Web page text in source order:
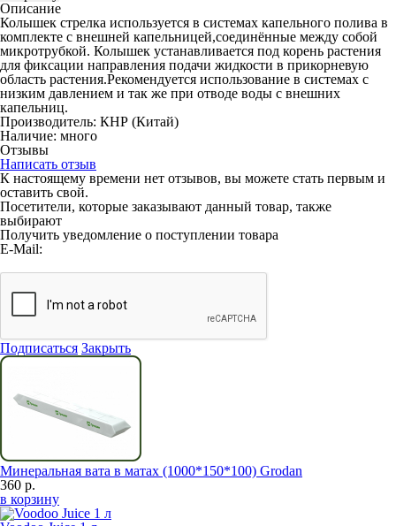
Описание
Колышек стрелка используется в системах капельного полива в
комплекте с внешней капельницей,соединённые между собой
микротрубкой. Колышек устанавливается под корень растения
для фиксации направления подачи жидкости в прикорневую
область растения.Рекомендуется использование в системах с
низким давлением и так же при отводе воды с внешних
капельниц.
Производитель: КНР (Китай)
Наличие: много
Отзывы
Написать отзыв
К настоящему времени нет отзывов, вы можете стать первым и
оставить свой.
Посетители, которые заказывают данный товар, также
выбирают
Получить уведомление о поступлении товара
E-Mail:
Подписаться Закрыть
Минеральная вата в матах (1000*150*100) Grodan
360 р.
в корзину